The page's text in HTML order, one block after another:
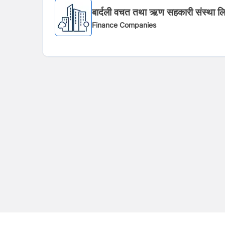
बार्दली वचत तथा ऋण सहकारी संस्था
Finance Companies